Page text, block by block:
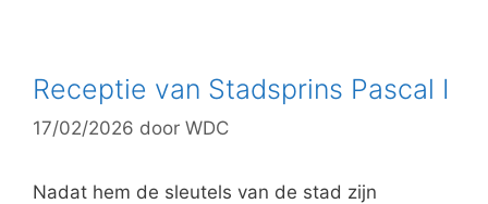
g
r
e
Receptie van Stadsprins Pascal I
17/02/2026 door WDC
Nadat hem de sleutels van de stad zijn